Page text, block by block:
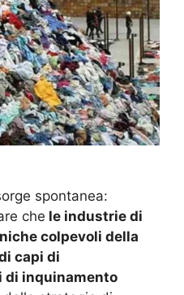
spontanea:
che le industrie di
colpevoli della
capi di
di inquinamento